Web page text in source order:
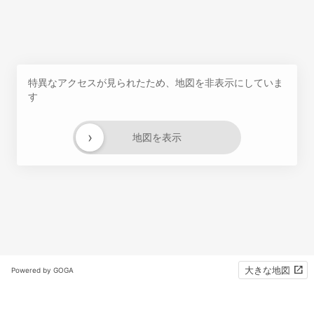
特異なアクセスが見られたため、地図を非表示にしていま
す
地図を表示
›
Powered by GOGA 大きな地図